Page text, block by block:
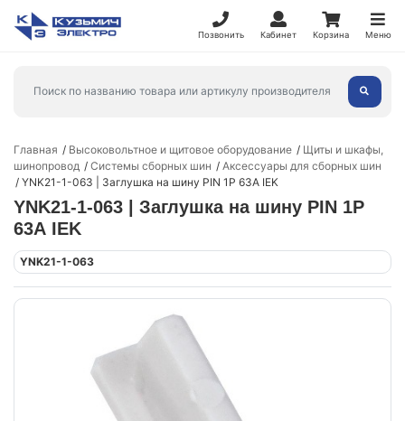
Позвонить Кабинет Корзина Меню
Главная Высоковольтное и щитовое оборудование
Щиты и шкафы,
шинопровод
Системы сборных шин
Аксессуары для сборных шин
YNK21-1-063 | Заглушка на шину PIN 1P 63А IEK
YNK21-1-063 | Заглушка на шину PIN 1P
63А IEK
YNK21-1-063